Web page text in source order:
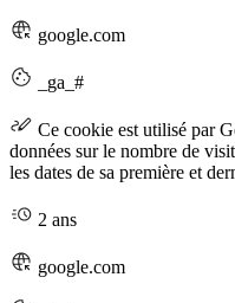
google.com
_ga_#
Ce cookie est utilisé par
données sur le nombre de
les dates de sa première et
2 ans
google.com